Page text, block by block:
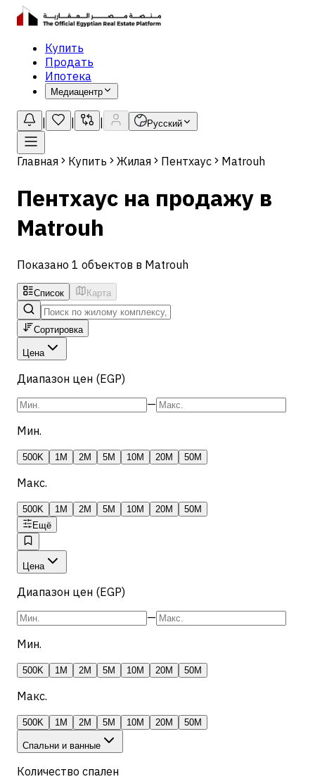
Купить
Продать
Ипотека
Медиацентр
Русский
Главная Купить Жилая Пентхаус Matrouh
Пентхаус на продажу в
Matrouh
Показано 1 объектов в Matrouh
Список Карта
Сортировка
Цена
Диапазон цен (EGP)
—
Мин.
500K 1M 2M 5M 10M 20M 50M
Макс.
500K 1M 2M 5M 10M 20M
50M
Ещё
Цена
Диапазон цен (EGP)
—
Мин.
500K 1M 2M 5M 10M 20M 50M
Макс.
500K 1M 2M 5M 10M 20M 50M
Спальни и ванные
Количество спален